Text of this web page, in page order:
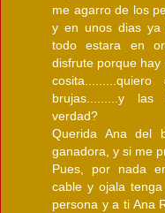
me agarro de los
y en unos dias ya
todo estara en
disfrute porque
brujas.........y las
verdad?
Querida Ana del
ganadora, y si me
Pues, por nada
cable y ojala
persona y a ti Ana